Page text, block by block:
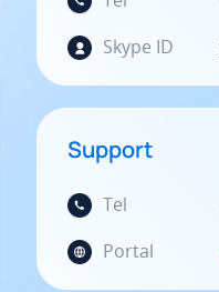
Skype ID
Support
Tel
Portal